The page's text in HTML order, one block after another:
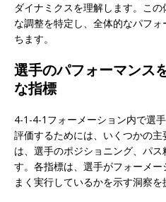
ダイナミクスを理解します。こ
な調整を特定し、全体的なパフ
ちます。
選手のパフォーマンス
な指標
4-1-4-1フォーメーション内で選
評価するためには、いくつかの
は、選手のポジショニング、パ
す。各指標は、選手がフォーメ
まく実行しているかを示す洞察を